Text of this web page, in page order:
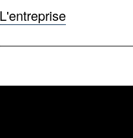
L'entreprise